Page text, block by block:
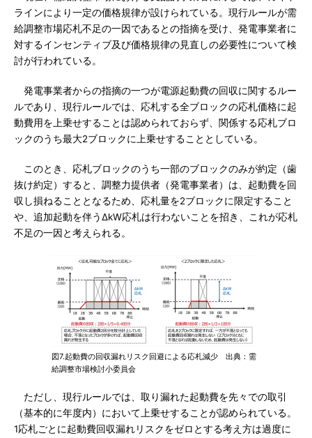
ラインにより一定の価格規律が設けられている。現行ルールが需
給調整市場応札不足の一因であるとの指摘を受け、発電事業者に
対するインセンティブ及び価格規律の見直しの必要性について検
討が行われている。
発電事業者からの指摘の一つが電源起動費の回収に関するルー
ルであり、現行ルールでは、応札する全ブロックの応札価格に起
動費用を上乗せすることは認められておらず、関係する応札ブロ
ックのうち最大2ブロックに上乗せすることとしている。
このとき、応札ブロックのうち一部のブロックのみが約定（⻭
抜け約定）すると、調整力提供者（発電事業者）は、起動費を回
収し損ねることとなるため、応札量を2ブロックに限定すること
や、追加起動を伴うΔkW応札は行わないことを招き、これが応札
不足の一因と考えられる。
図7.起動費の回収漏れリスク回避による応札減少 出典：需
給調整市場検討小委員会
ただし、現行ルールでは、取り漏れた起動費を先々での取引
（基本的に年度内）において上乗せすることが認められている。
1応札ごとに起動費回収漏れリスクをゼロとする考え方は過度に